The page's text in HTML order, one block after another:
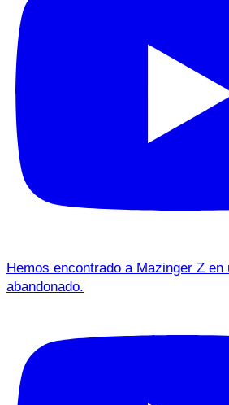
Hemos encontrado a Mazinger Z en
abandonado.